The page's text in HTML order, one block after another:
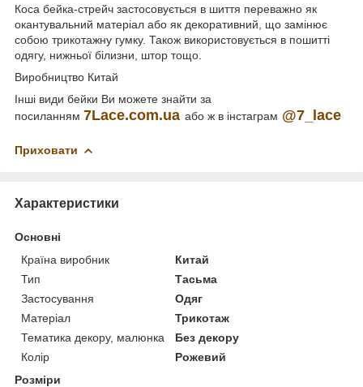
Коса бейка-стрейч застосовується в шиття переважно як
окантувальний матеріал або як декоративний, що замінює
собою трикотажну гумку. Також використовується в пошитті
одягу, нижньої білизни, штор тощо.
Виробництво Китай
Інші види бейки Ви можете знайти за
посиланням 7Lace.com.ua або ж в інстаграм @7_lace
Приховати
Характеристики
Основні
Країна виробник
Китай
Тип
Тасьма
Застосування
Одяг
Матеріал
Трикотаж
Тематика декору, малюнка
Без декору
Колір
Рожевий
Розміри